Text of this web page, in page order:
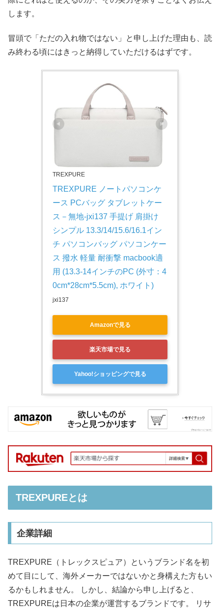
します。
冒頭で「ただの入れ物ではない」と申し上げた理由も、読
み終わる頃にはきっと納得していただけるはずです。
TREXPURE
TREXPURE ノートパソコンケ
ース PCバッグ タブレットケー
ス－無地-jxi137 手提げ 肩掛け
シンプル 13.3/14/15.6/16.1イン
チ パソコンバッグ パソコンケー
ス 撥水 軽量 耐衝撃 macbook適
用 (13.3-14インチのPC (外寸：4
0cm*28cm*5.5cm), ホワイト)
jxi137
Amazonで見る
楽天市場で見る
Yahoo!ショッピングで見る
TREXPUREとは
企業詳細
TREXPURE（トレックスピュア）というブランド名を初
めて目にして、海外メーカーではないかと身構えた方もい
るかもしれません。 しかし、結論から申し上げると、
TREXPUREは日本の企業が運営するブランドです。 リサ